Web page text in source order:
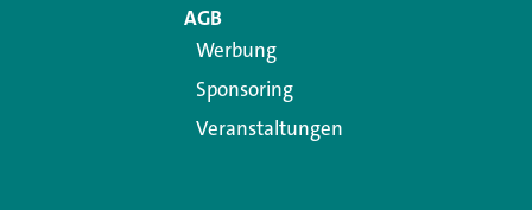
AGB
Werbung
Sponsoring
Veranstaltungen